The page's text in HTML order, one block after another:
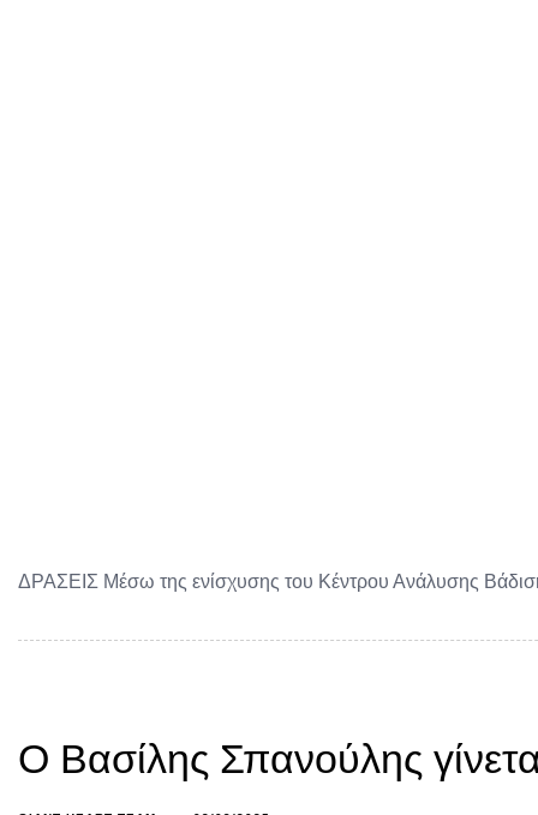
ΔΡΑΣΕΙΣ Μέσω της ενίσχυσης του Κέντρου Ανάλυσης
Ο Βασίλης Σπανούλης